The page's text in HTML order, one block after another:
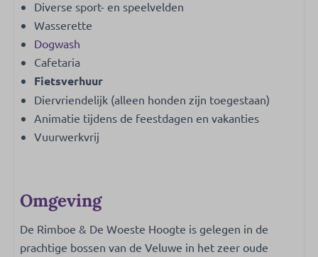
Diverse sport- en speelvelden
Wasserette
Dogwash
Cafetaria
Fietsverhuur
Diervriendelijk (alleen honden zijn toegestaan)
Animatie tijdens de feestdagen en vakanties
Vuurwerkvrij
Omgeving
De Rimboe & De Woeste Hoogte is gelegen in de
prachtige bossen van de Veluwe in het zeer oude